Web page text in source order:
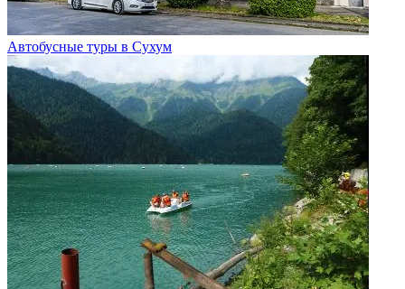
Автобусные туры в Сухум